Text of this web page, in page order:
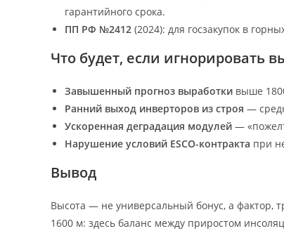
гарантийного срока.
ПП РФ №2412 (2024): для госзакупок в
Что будет, если игнорировать
Завышенный прогноз выработки выше
Ранний выход инверторов из строя —
Ускоренная деградация модулей —
Нарушение условий ESCO-контракта при
Вывод
Высота — не универсальный бонус, а фактор,
1600 м: здесь баланс между приростом